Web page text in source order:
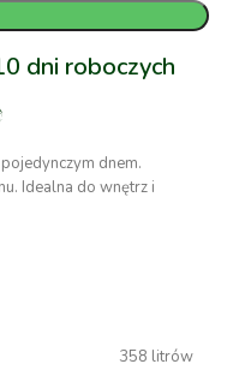
dni roboczych
dnem.
Idealna do wnętrz i
358 litrów